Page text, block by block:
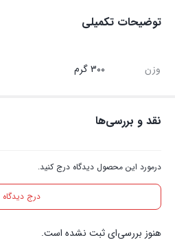
توضیحات تکمیلی
وزن 300 گرم
نقد و بررسی‌ها
درمورد این محصول دیدگاه درج کنید.
درج دیدگاه
هنوز بررسی‌ای ثبت نشده است.